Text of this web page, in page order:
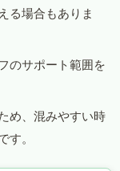
る場合もありま
のサポート範囲を
め、混みやすい時
。